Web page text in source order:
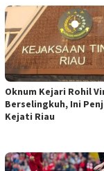
Oknum Kejari Rohil
Berselingkuh, Ini
Kejati Riau